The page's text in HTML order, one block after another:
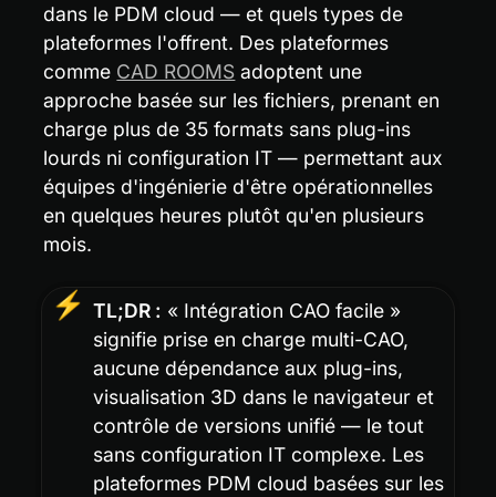
dans le PDM cloud — et quels types de
plateformes l'offrent. Des plateformes
comme CAD ROOMS adoptent une
approche basée sur les fichiers, prenant en
charge plus de 35 formats sans plug-ins
lourds ni configuration IT — permettant aux
équipes d'ingénierie d'être opérationnelles
en quelques heures plutôt qu'en plusieurs
mois.
⚡ TL;DR : « Intégration CAO facile »
signifie prise en charge multi-CAO,
aucune dépendance aux plug-ins,
visualisation 3D dans le navigateur et
contrôle de versions unifié — le tout
sans configuration IT complexe. Les
plateformes PDM cloud basées sur les